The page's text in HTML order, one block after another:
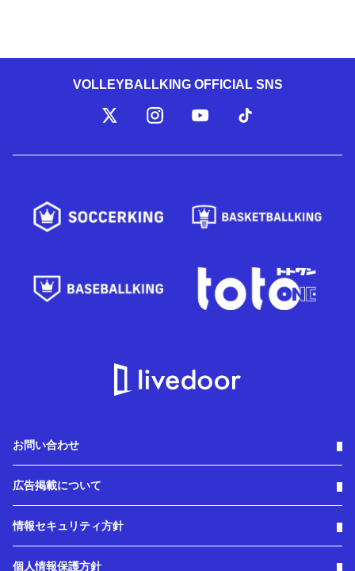
VOLLEYBALLKING OFFICIAL SNS
お問い合わせ
広告掲載について
情報セキュリティ方針
個人情報保護方針